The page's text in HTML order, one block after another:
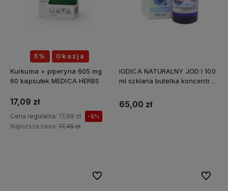
5% Okazja
Kurkuma + piperyna 605 mg
60 kapsułek MEDICA HERBS
17,09 zł
Cena regularna: 17,99 zł -5%
Najniższa cena: 17,45 zł
IODICA NATURALNY JOD I 100
ml szklana butelka koncentrat
65,00 zł
Do ulubionych Do